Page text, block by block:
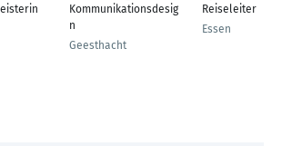
Kommunikationsdesig
n
Geesthacht
Reiseleiter
Essen